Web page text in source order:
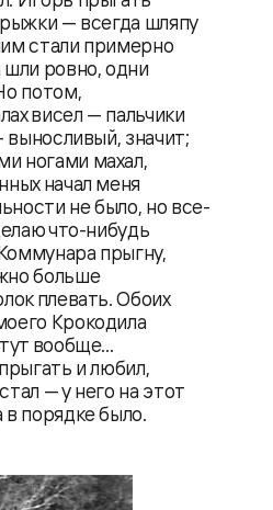
— всегда шляпу
стали примерно
шли ровно, одни
потом,
висел — пальчики
выносливый, значит;
ногами махал,
начал меня
не было, но все-
что-нибудь
прыгну,
больше
плевать. Обоих
Крокодила
вообще...
и любил,
— у него на этот
в порядке было.